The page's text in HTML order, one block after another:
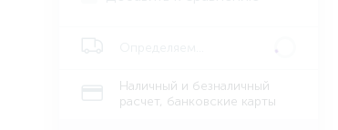
Наличный и безналичный
расчет, банковские карты